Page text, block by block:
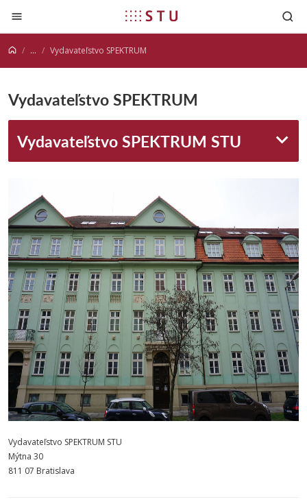
Prejsť na obsah
... Vydavateľstvo SPEKTRUM
Vydavateľstvo SPEKTRUM
Vydavateľstvo SPEKTRUM STU
Vydavateľstvo SPEKTRUM STU
Mýtna 30
811 07 Bratislava